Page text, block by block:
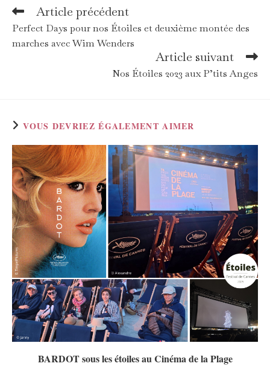
Read
more
articles
Article précédent
Perfect Days pour nos Étoiles et deuxième montée des
marches avec Wim Wenders
Article suivant
Nos Étoiles 2023 aux P’tits Anges
VOUS DEVRIEZ ÉGALEMENT AIMER
BARDOT sous les étoiles au Cinéma de la Plage